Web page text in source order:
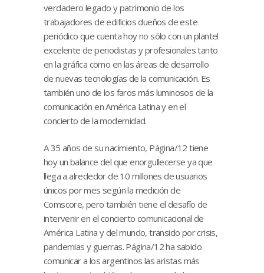
verdadero legado y patrimonio de los
trabajadores de edificios dueños de este
periódico que cuenta hoy no sólo con un plantel
excelente de periodistas y profesionales tanto
en la gráfica como en las áreas de desarrollo
de nuevas tecnologías de la comunicación. Es
también uno de los faros más luminosos de la
comunicación en América Latina y en el
concierto de la modernidad.
A 35 años de su nacimiento, Página/12 tiene
hoy un balance del que enorgullecerse ya que
llega a alrededor de 10 millones de usuarios
únicos por mes según la medición de
Comscore, pero también tiene el desafío de
intervenir en el concierto comunicacional de
América Latina y del mundo, transido por crisis,
pandemias y guerras. Página/12 ha sabido
comunicar a los argentinos las aristas más